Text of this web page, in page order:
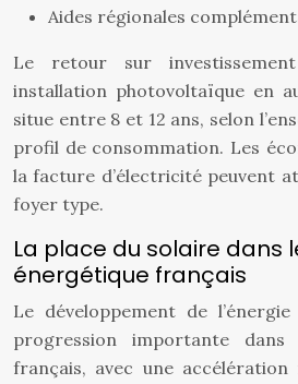
Aides régionales
Le retour sur
installation photovoltaïque en
situe entre 8 et 12 ans, selon
profil de consommation. Les
la facture d’électricité peuvent
foyer type.
La place du solaire dans
énergétique français
Le développement de
progression importante
français, avec une accélération